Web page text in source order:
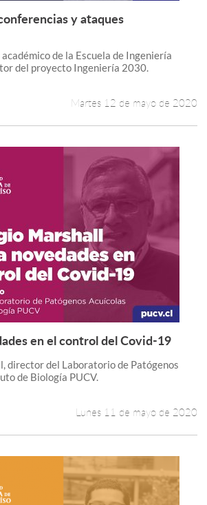
Leer más +
y ataques
de la Escuela de Ingeniería
del proyecto Ingeniería 2030.
Martes 12 de mayo de 2020
Leer más +
en el control del Covid-19
director del Laboratorio de Patógenos
de Biología PUCV.
Lunes 11 de mayo de 2020